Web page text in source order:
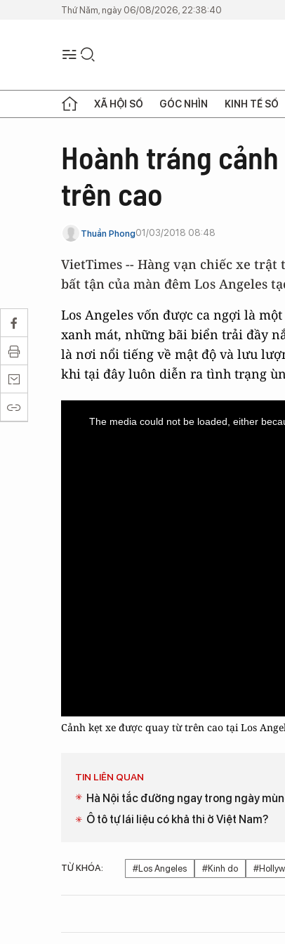
Thứ Năm, ngày 06/08/2026, 22:38:40
XÃ HỘI SỐ GÓC NHÌN KINH TẾ SỐ
Hoành tráng
trên cao
Thuần Phong01/03/2018 08:48
VietTimes -- Hàng vạn chiếc xe
bất tận của màn đêm Los Angeles
Los Angeles vốn được ca ngợi là
xanh mát, những bãi biển trải đầy
là nơi nổi tiếng về mật độ và lưu
khi tại đây luôn diễn ra tình trạng
The media could not be loaded, either
Cảnh kẹt xe được quay từ trên cao tại Los
TIN LIÊN QUAN
Hà Nội tắc đường ngay trong ngày
Ô tô tự lái liệu có khả thi ở Việt Nam?
TỪ KHÓA: #Los Angeles #Kinh do